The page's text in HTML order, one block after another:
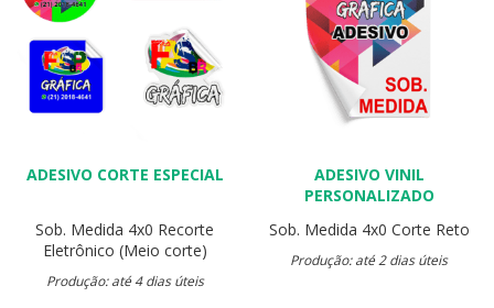
ADESIVO CORTE ESPECIAL
Sob. Medida 4x0 Recorte
Eletrônico (Meio corte)
Produção: até 4 dias úteis
ADESIVO VINIL
PERSONALIZADO
Sob. Medida 4x0 Corte Reto
Produção: até 2 dias úteis